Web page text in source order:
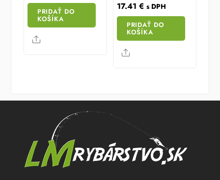
PRIDAŤ DO
KOŠÍKA
Share
17.41 € s DPH
PRIDAŤ DO
KOŠÍKA
Share